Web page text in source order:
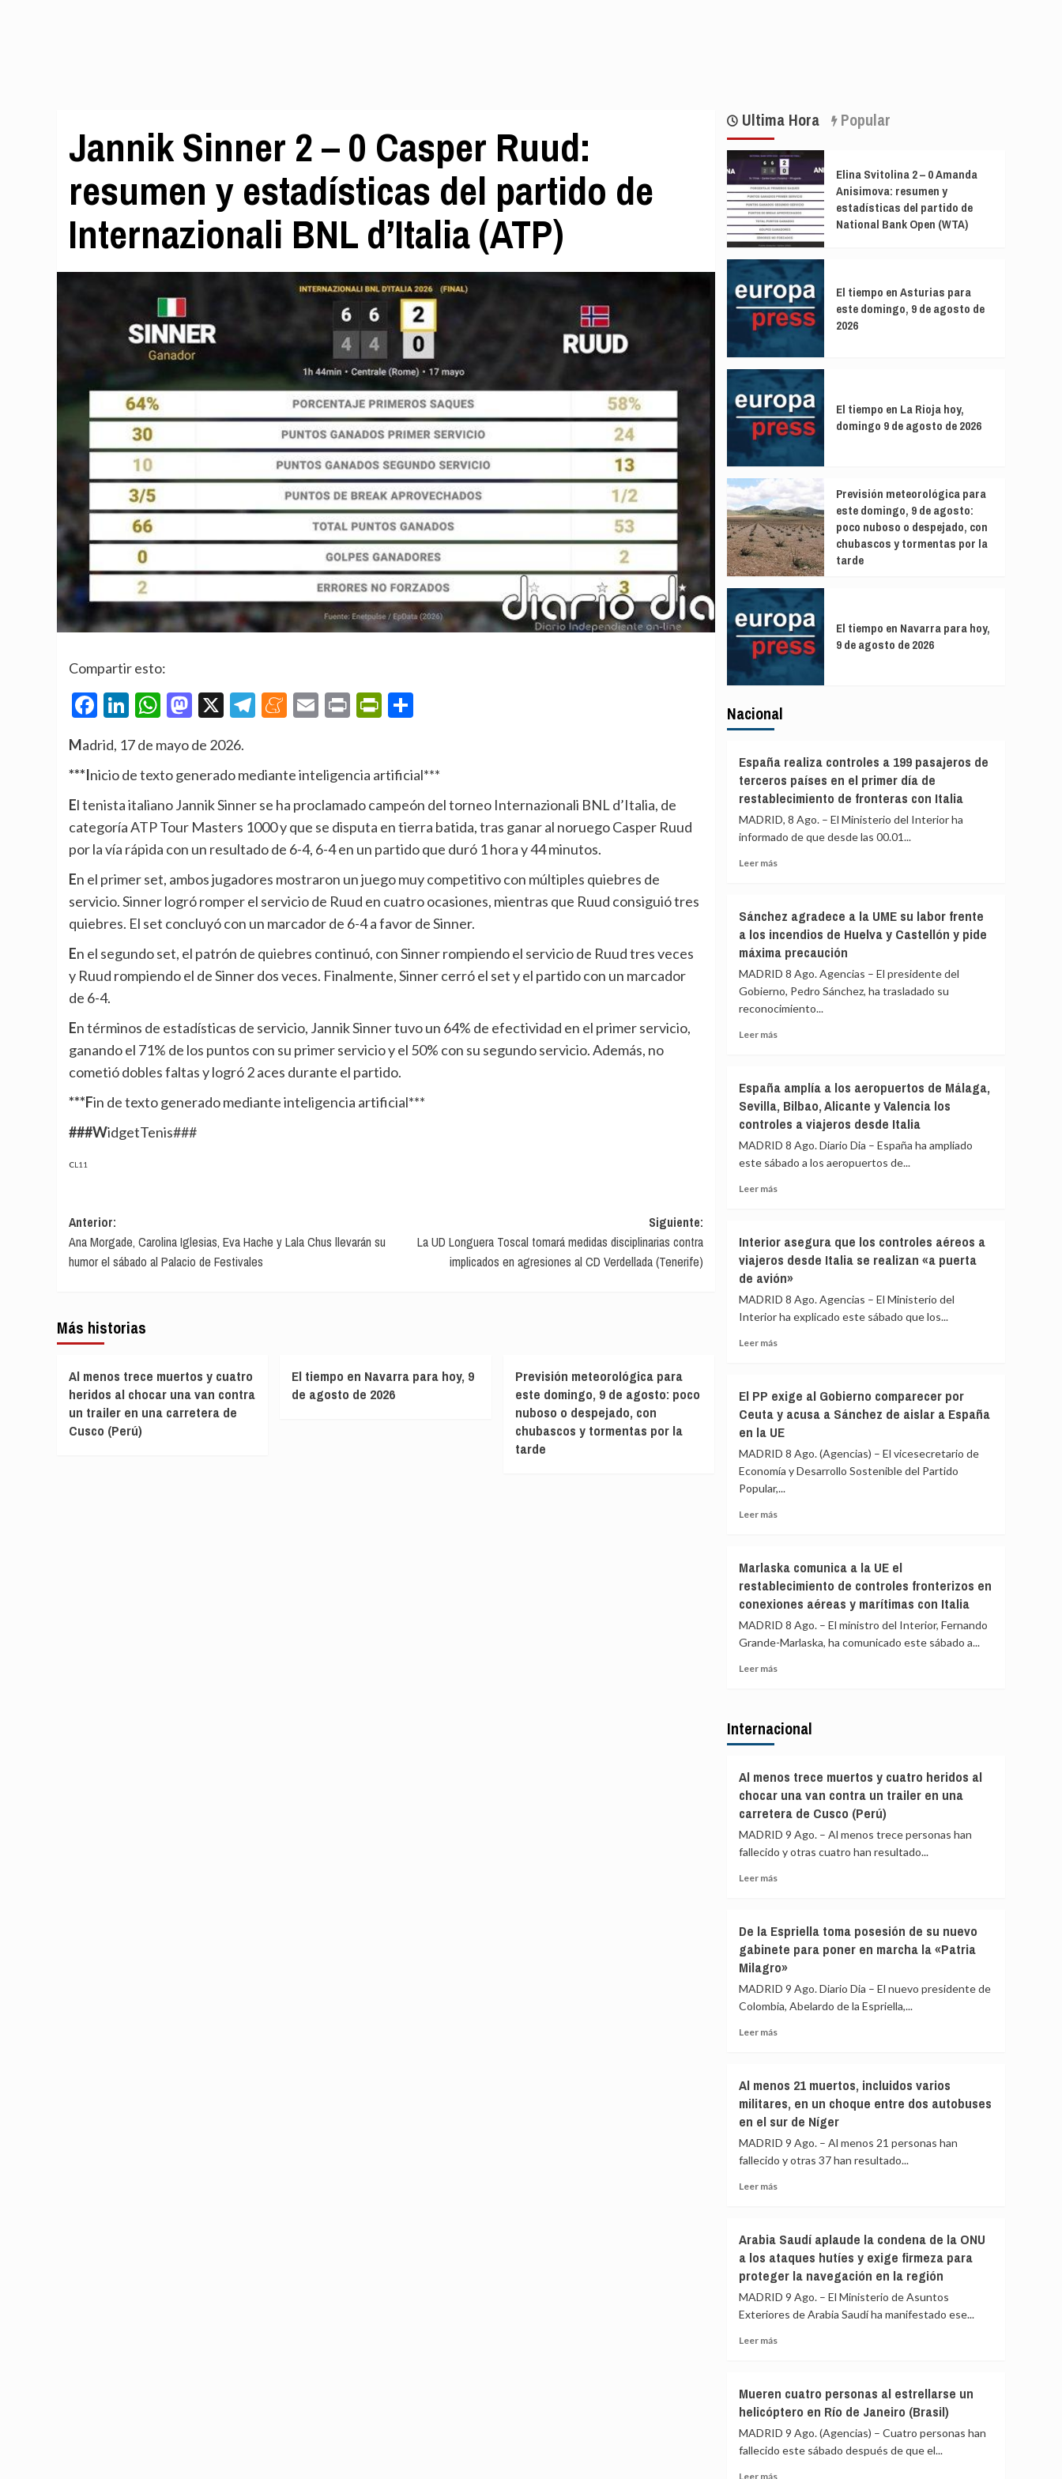
Jannik Sinner 2 – 0 Casper Ruud:
resumen y estadísticas del partido de
Internazionali BNL d’Italia (ATP)
Compartir esto:
Facebook
LinkedIn
WhatsApp
Mastodon
X Telegram
Meneame
EmailPrintPrintFriendly
Madrid, 17 de mayo de 2026.
***Inicio de texto generado mediante inteligencia artificial***
El tenista italiano Jannik Sinner se ha proclamado campeón del torneo Internazionali BNL d’Italia, de
categoría ATP Tour Masters 1000 y que se disputa en tierra batida, tras ganar al noruego Casper Ruud
por la vía rápida con un resultado de 6-4, 6-4 en un partido que duró 1 hora y 44 minutos.
En el primer set, ambos jugadores mostraron un juego muy competitivo con múltiples quiebres de
servicio. Sinner logró romper el servicio de Ruud en cuatro ocasiones, mientras que Ruud consiguió tres
quiebres. El set concluyó con un marcador de 6-4 a favor de Sinner.
En el segundo set, el patrón de quiebres continuó, con Sinner rompiendo el servicio de Ruud tres veces
y Ruud rompiendo el de Sinner dos veces. Finalmente, Sinner cerró el set y el partido con un marcador
de 6-4.
En términos de estadísticas de servicio, Jannik Sinner tuvo un 64% de efectividad en el primer servicio,
ganando el 71% de los puntos con su primer servicio y el 50% con su segundo servicio. Además, no
cometió dobles faltas y logró 2 aces durante el partido.
***Fin de texto generado mediante inteligencia artificial***
###WidgetTenis###
CL11
Navegación
de
entradas
Anterior:
Ana Morgade, Carolina Iglesias, Eva Hache y Lala Chus llevarán su
humor el sábado al Palacio de Festivales
Siguiente:
La UD Longuera Toscal tomará medidas disciplinarias contra
implicados en agresiones al CD Verdellada (Tenerife)
Más historias
Al menos trece muertos y cuatro
heridos al chocar una van contra
un trailer en una carretera de
Cusco (Perú)
El tiempo en Navarra para hoy, 9
de agosto de 2026
Previsión meteorológica para
este domingo, 9 de agosto: poco
nuboso o despejado, con
chubascos y tormentas por la
tarde
Ultima Hora Popular
Elina Svitolina 2 – 0 Amanda
Anisimova: resumen y
estadísticas del partido de
National Bank Open (WTA)
El tiempo en Asturias para
este domingo, 9 de agosto de
2026
El tiempo en La Rioja hoy,
domingo 9 de agosto de 2026
Previsión meteorológica para
este domingo, 9 de agosto:
poco nuboso o despejado, con
chubascos y tormentas por la
tarde
El tiempo en Navarra para hoy,
9 de agosto de 2026
Nacional
España realiza controles a 199 pasajeros de
terceros países en el primer día de
restablecimiento de fronteras con Italia
MADRID, 8 Ago. – El Ministerio del Interior ha
informado de que desde las 00.01...
Leer másLeer
realiza
controles
a
pasajeros
de
terceros
en
día
de
restablecimiento
de
fronteras
con
Sánchez agradece a la UME su labor frente
a los incendios de Huelva y Castellón y pide
máxima precaución
MADRID 8 Ago. Agencias – El presidente del
Gobierno, Pedro Sánchez, ha trasladado su
reconocimiento...
Leer másLeer
agradece
a
la
su
labor
de
Huelva
y
y
pide
precaución
España amplía a los aeropuertos de Málaga,
Sevilla, Bilbao, Alicante y Valencia los
controles a viajeros desde Italia
MADRID 8 Ago. Diario Dia – España ha ampliado
este sábado a los aeropuertos de...
Leer másLeer
amplía
a
los
de
Málaga,
Valencia
los
controles
viajeros
desde
Italia
Interior asegura que los controles aéreos a
viajeros desde Italia se realizan «a puerta
de avión»
MADRID 8 Ago. Agencias – El Ministerio del
Interior ha explicado este sábado que los...
Leer másLeer
asegura
que
los
aéreos
a
viajeros
Italia
«a
puerta
avión»
El PP exige al Gobierno comparecer por
Ceuta y acusa a Sánchez de aislar a España
en la UE
MADRID 8 Ago. (Agencias) – El vicesecretario de
Economía y Desarrollo Sostenible del Partido
Popular,...
Leer másLeer
PP
exige
al
comparecer
por
Sánchez
de
España
en
la
Marlaska comunica a la UE el
restablecimiento de controles fronterizos en
conexiones aéreas y marítimas con Italia
MADRID 8 Ago. – El ministro del Interior, Fernando
Grande-Marlaska, ha comunicado este sábado a...
Leer másLeer
comunica
restablecimiento
de
controles
en
conexiones
con
Italia
Internacional
Al menos trece muertos y cuatro heridos al
chocar una van contra un trailer en una
carretera de Cusco (Perú)
MADRID 9 Ago. – Al menos trece personas han
fallecido y otras cuatro han resultado...
Leer másLeer
menos
trece
muertos
cuatro
heridos
contra
un
trailer
una
carretera
Cusco
De la Espriella toma posesión de su nuevo
gabinete para poner en marcha la «Patria
Milagro»
MADRID 9 Ago. Diario Dia – El nuevo presidente de
Colombia, Abelardo de la Espriella,...
Leer másLeer
la
Espriella
toma
de
su
en
marcha
la
«Patria
Milagro»
Al menos 21 muertos, incluidos varios
militares, en un choque entre dos autobuses
en el sur de Níger
MADRID 9 Ago. – Al menos 21 personas han
fallecido y otras 37 han resultado...
Leer másLeer
menos
21
muertos,
varios
militares,
dos
autobuses
el
sur
Arabia Saudí aplaude la condena de la ONU
a los ataques hutíes y exige firmeza para
proteger la navegación en la región
MADRID 9 Ago. – El Ministerio de Asuntos
Exteriores de Arabia Saudí ha manifestado ese...
Leer másLeer
Saudí
aplaude
la
de
la
Mueren cuatro personas al estrellarse un
helicóptero en Río de Janeiro (Brasil)
MADRID 9 Ago. (Agencias) – Cuatro personas han
fallecido este sábado después de que el...
Leer másLeer